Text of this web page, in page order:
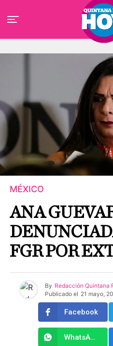
MÉXICO
ANA
FGR POR
By Redacción Quintana
Publicado el 21 mayo,
Facebook
WhatsApp